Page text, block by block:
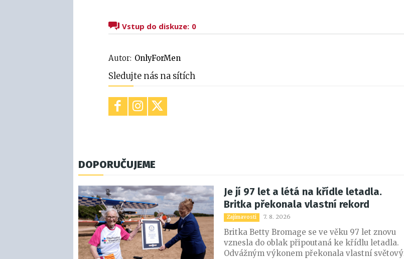
Vstup do diskuze: 0
Autor: OnlyForMen
Sledujte nás na sítích
DOPORUČUJEME
Je jí 97 let a létá na křídle letadla.
Britka překonala vlastní rekord
Zajímavosti 7. 8. 2026
Britka Betty Bromage se ve věku 97 let znovu
vznesla do oblak připoutaná ke křídlu letadla.
Odvážným výkonem překonala vlastní světový